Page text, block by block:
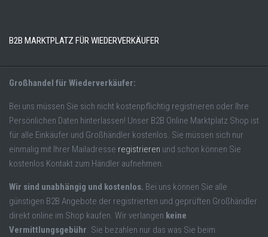
B2B MARKTPLATZ FÜR WIEDERVERKÄUFER
Großhandel für Wiederverkäufer:
Bei uns müssen Sie sich nicht kostenpflichtig registrieren oder Ihre
Persönlichen Daten hinterlassen! Unser B2B Online Marktplatz Shop ist
für alle Einkäufer und Großhändler kostenlos. Sie müssen sich nur
einmalig mit Ihrer Mailadresse registrieren und schon können Sie
kostenlos Kontakt zum Händler aufnehmen.
Wir sind unabhängig und kostenlos. Bei uns können Sie alle
günstigen B2B Angebote der registrierten und geprüften Großhändler
direkt online im Shop kaufen. Wir verlangen keine
Vermittlungsgebühr. Sie bezahlen nur das was Sie beim